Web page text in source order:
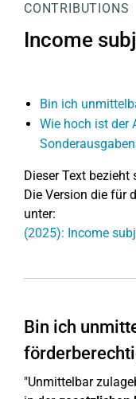
CONTRIBUTIONS
Income
Bin ich
Wie hoch ist der
Dieser Text bezieht
Die Version die für
unter:
(2025): Income
Bin ich
"Unmittelbar